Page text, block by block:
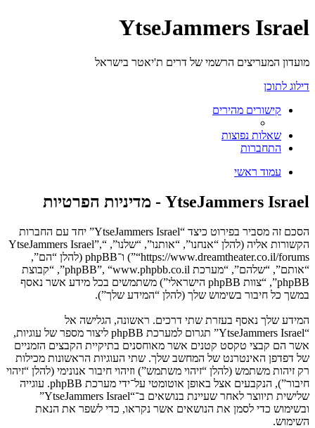
YtseJammers Israel
מועדון המעריצים הרשמי של דרים ת'יאטר בישראל
דילוג לתוכן
קישורים מהירים
שאלות נפוצות
התחברות
עמוד ראשי
YtseJammers Israel - מדיניות הפרטיות
הסכם זה מסביר בפירוט כיצד “YtseJammers Israel” יחד עם החברות
הקשורות אליה (להלן “אנחנו”, “אותנו”, “שלנו”, “YtseJammers Israel”,
“https://www.dreamtheater.co.il/forums”) ו־phpBB (להלן “הם”,
“אותם”, “שלהם”, “מערכת phpBB”, “www.phpbb.co.il”, “קבוצת
phpBB”, “צוות phpBB הישראלי”) משתמשים בכל מידע אשר נאסף
במשך כל חיבור בשימוש שלך (להלן “המידע שלך”).
המידע שלך נאסף בעזרת שתי דרכים. ראשונה, הגלישה אל
“YtseJammers Israel” תגרום למערכת phpBB ליצור מספר של עוגיות,
אשר הם קבצי טקסט קטנים אשר מאוחסנים בתיקיית הקבצים הזמניים
של דפדפן האינטרנט של המחשב שלך. שתי העוגיות הראשונות מכילות
רק זיהות משתמש (להלן “זיהוי משתמש”) וזיהוי חיבור אנונימי (להלן “זיהוי
חיבור”), הנקבעים אצל באופן אוטומטי על־ידי מערכת phpBB. עוגייה
שלישית תיווצר לאחר שעיינת בנושאים ב־“YtseJammers Israel”
ובשימוש כדי לסמן את הנושאים אשר נקראו, כדי לשפר את הנאת
השימוש.